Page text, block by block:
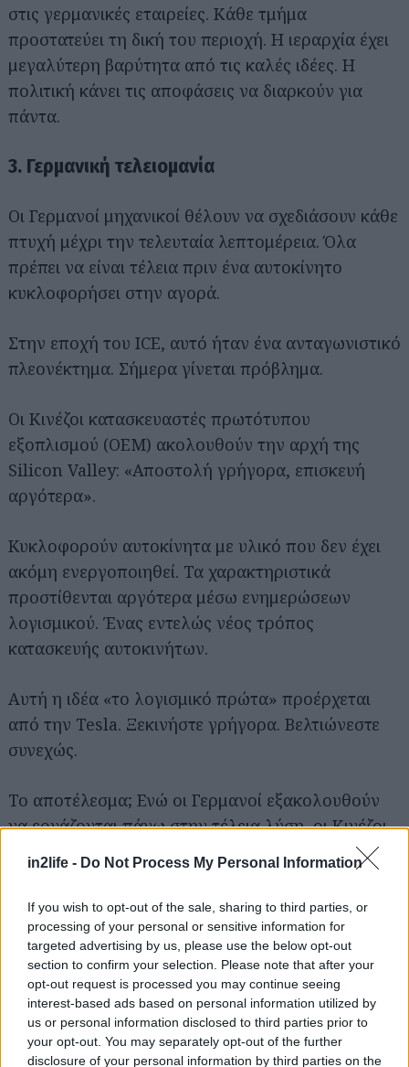
in2life - Do Not Process My Personal Information
If you wish to opt-out of the sale, sharing to third parties, or
processing of your personal or sensitive information for
targeted advertising by us, please use the below opt-out
section to confirm your selection. Please note that after your
opt-out request is processed you may continue seeing
interest-based ads based on personal information utilized by
us or personal information disclosed to third parties prior to
your opt-out. You may separately opt-out of the further
disclosure of your personal information by third parties on the
στις γερμανικές εταιρείες. Κάθε τμήμα
προστατεύει τη δική του περιοχή. Η ιεραρχία έχει
μεγαλύτερη βαρύτητα από τις καλές ιδέες. Η
πολιτική κάνει τις αποφάσεις να διαρκούν για
πάντα.
3. Γερμανική τελειομανία
Οι Γερμανοί μηχανικοί θέλουν να σχεδιάσουν κάθε
πτυχή μέχρι την τελευταία λεπτομέρεια. Όλα
πρέπει να είναι τέλεια πριν ένα αυτοκίνητο
κυκλοφορήσει στην αγορά.
Στην εποχή του ICE, αυτό ήταν ένα ανταγωνιστικό
πλεονέκτημα. Σήμερα γίνεται πρόβλημα.
Οι Κινέζοι κατασκευαστές πρωτότυπου
εξοπλισμού (OEM) ακολουθούν την αρχή της
Silicon Valley: «Αποστολή γρήγορα, επισκευή
αργότερα».
Κυκλοφορούν αυτοκίνητα με υλικό που δεν έχει
ακόμη ενεργοποιηθεί. Τα χαρακτηριστικά
προστίθενται αργότερα μέσω ενημερώσεων
λογισμικού. Ένας εντελώς νέος τρόπος
κατασκευής αυτοκινήτων.
Αυτή η ιδέα «το λογισμικό πρώτα» προέρχεται
από την Tesla. Ξεκινήστε γρήγορα. Βελτιώνεστε
συνεχώς.
Το αποτέλεσμα; Ενώ οι Γερμανοί εξακολουθούν
να εργάζονται πάνω στην τέλεια λύση, οι Κινέζοι
έχουν ήδη κυκλοφορήσει 2 γενιές προϊόντων.
4. Κατακερματισμένες αλυσίδες εφοδιασμού
Στην Κίνα, συχνά βρίσκεις ανάπτυξη, κατασκευή
και προμηθευτές στην ίδια γειτονιά. Εάν ένας
κατασκευαστής χρειάζεται μια μεγαλύτερη οθόνη,
απλώς πηγαίνει «στο δρόμο». Και λίγους μήνες
αργότερα, η αλλαγή γίνεται.
για...